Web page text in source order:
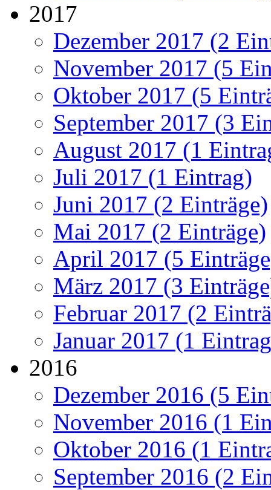
2017
Dezember 2017 (2
November 2017 (5
Oktober 2017 (5
September 2017 (3
August 2017 (1
Juli 2017 (1 Eintrag)
Juni 2017 (2 Einträge)
Mai 2017 (2 Einträge)
April 2017 (5
März 2017 (3
Februar 2017 (2
Januar 2017 (1
2016
Dezember 2016 (5
November 2016 (1
Oktober 2016 (1
September 2016 (2